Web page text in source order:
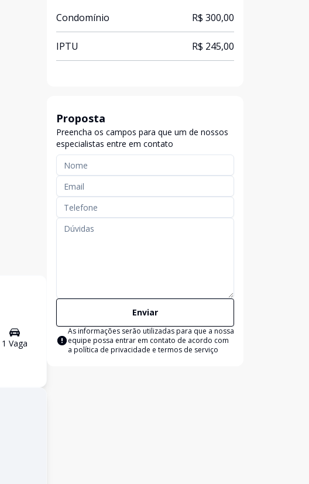
1 Vaga
Condomínio R$ 300,00
IPTU R$ 245,00
Proposta
Preencha os campos para que um de nossos
especialistas entre em contato
Enviar
As informações serão utilizadas para que a nossa
equipe possa entrar em contato de acordo com
a política de privacidade e termos de serviço